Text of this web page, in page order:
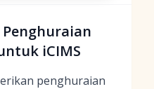
iCIMS
penghuraian